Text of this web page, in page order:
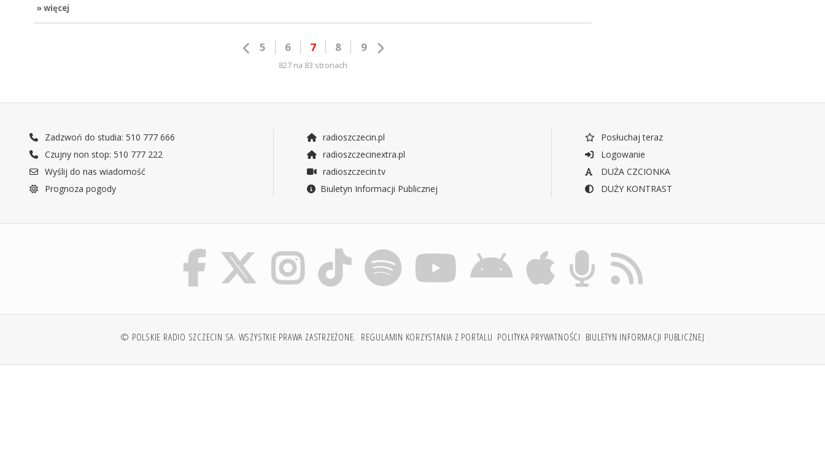
» więcej
5 6 7 8 9
827 na 83 stronach
Zadzwoń do studia: 510 777 666
Czujny non stop: 510 777 222
Wyślij do nas wiadomość
Prognoza pogody
radioszczecin.pl
radioszczecinextra.pl
radioszczecin.tv
Biuletyn Informacji Publicznej
Posłuchaj teraz
Logowanie
DUŻA CZCIONKA
DUŻY KONTRAST
© POLSKIE RADIO SZCZECIN SA. WSZYSTKIE PRAWA ZASTRZEŻONE. REGULAMIN KORZYSTANIA Z PORTALU POLITYKA PRYWATNOŚCI BIULETYN INFORMACJI PUBLICZNEJ